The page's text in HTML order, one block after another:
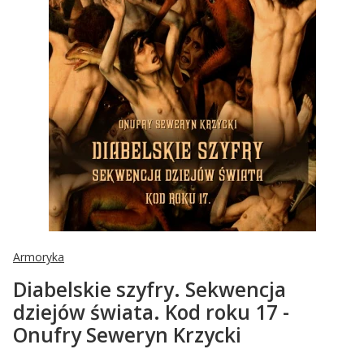
Armoryka
Diabelskie szyfry. Sekwencja
dziejów świata. Kod roku 17 -
Onufry Seweryn Krzycki